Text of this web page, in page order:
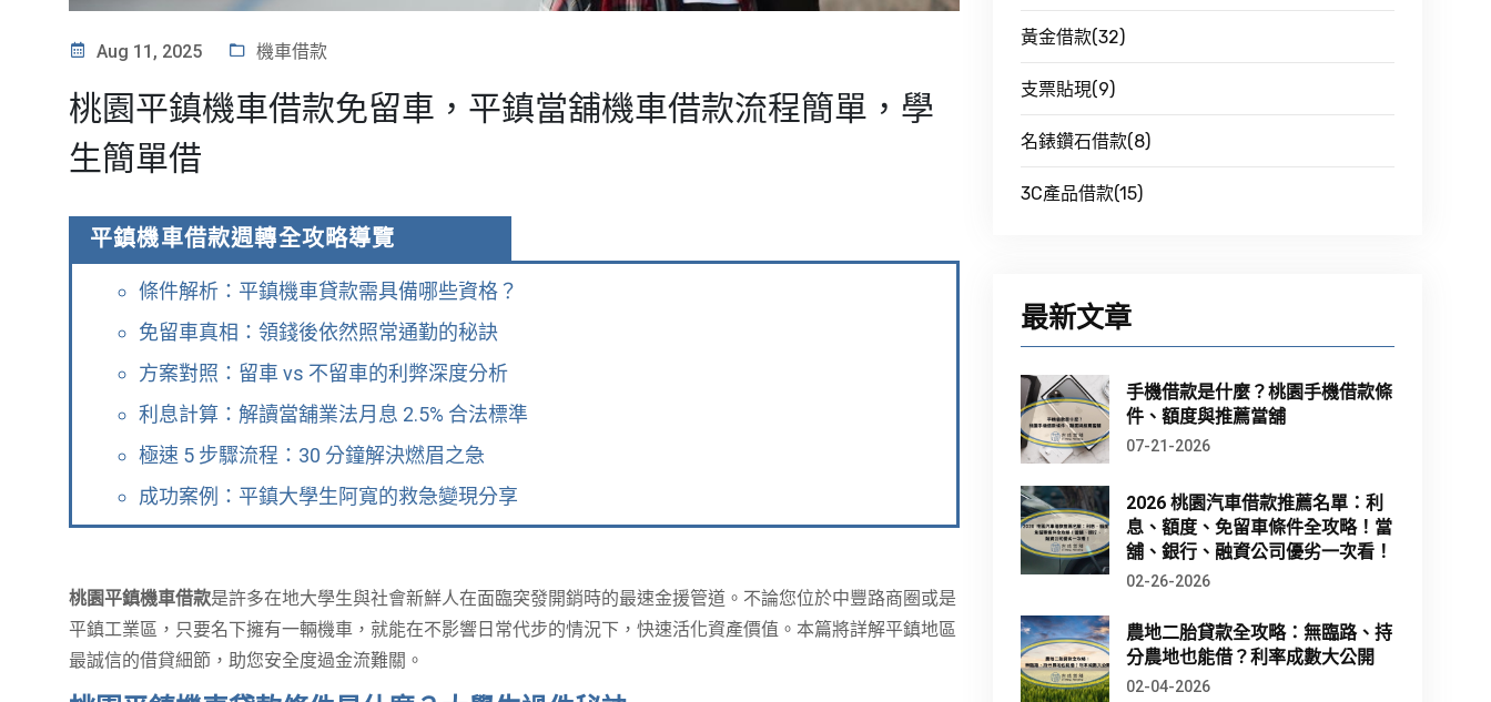
Aug 11, 2025 機車借款
桃園平鎮機車借款免留車，平鎮當舖機車借款流程簡單，學
生簡單借
平鎮機車借款週轉全攻略導覽
條件解析：平鎮機車貸款需具備哪些資格？
免留車真相：領錢後依然照常通勤的秘訣
方案對照：留車 vs 不留車的利弊深度分析
利息計算：解讀當舖業法月息 2.5% 合法標準
極速 5 步驟流程：30 分鐘解決燃眉之急
成功案例：平鎮大學生阿寬的救急變現分享
桃園平鎮機車借款是許多在地大學生與社會新鮮人在面臨突發開銷時的最速金援管道。不論您位於中豐路商圈或是
平鎮工業區，只要名下擁有一輛機車，就能在不影響日常代步的情況下，快速活化資產價值。本篇將詳解平鎮地區
最誠信的借貸細節，助您安全度過金流難關。
黃金借款(32)
支票貼現(9)
名錶鑽石借款(8)
3C產品借款(15)
最新文章
手機借款是什麼？桃園手機借款條
件、額度與推薦當舖
07-21-2026
2026 桃園汽車借款推薦名單：利
息、額度、免留車條件全攻略！當
舖、銀行、融資公司優劣一次看！
02-26-2026
農地二胎貸款全攻略：無臨路、持
分農地也能借？利率成數大公開
02-04-2026